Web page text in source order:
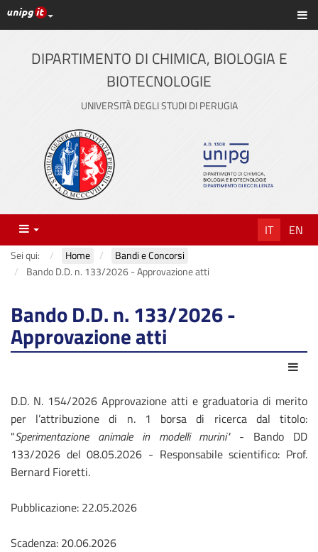
Vai
al
contenuto
principale
Link ai principali servizi web di Ateneo
DIPARTIMENTO DI CHIMICA, BIOLOGIA E
BIOTECNOLOGIE
UNIVERSITÀ DEGLI STUDI DI PERUGIA
Menu IT EN
Sei qui: Home
Bandi e Concorsi
Bando D.D. n. 133/2026 - Approvazione atti
Bando D.D. n. 133/2026 -
Approvazione atti
D.D. N. 154/2026 Approvazione atti e graduatoria di merito
per l’attribuzione di n. 1 borsa di ricerca dal titolo:
"Sperimentazione animale in modelli murini" - Bando DD
133/2026 del 08.05.2026 - Responsabile scientifico: Prof.
Bernard Fioretti.
Pubblicazione: 22.05.2026
Scadenza: 20.06.2026